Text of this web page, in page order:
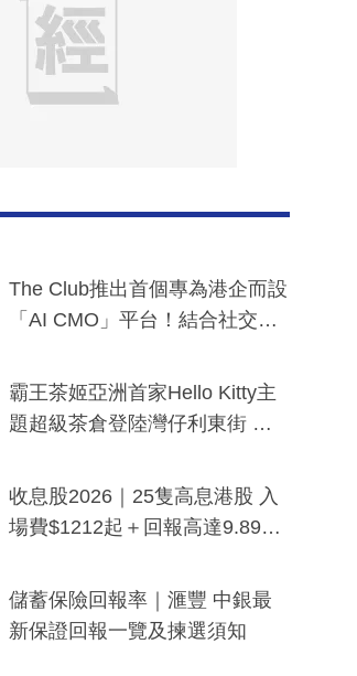
The Club推出首個專為港企而設
「AI CMO」平台！結合社交聆
分鐘生成「貼地」宣傳短片
霸王茶姬亞洲首家Hello Kitty主
題超級茶倉登陸灣仔利東街 推
y及香港限定特調系列
收息股2026｜25隻高息港股 入
場費$1212起＋回報高達9.89
儲蓄保險回報率｜滙豐 中銀最
新保證回報一覽及揀選須知